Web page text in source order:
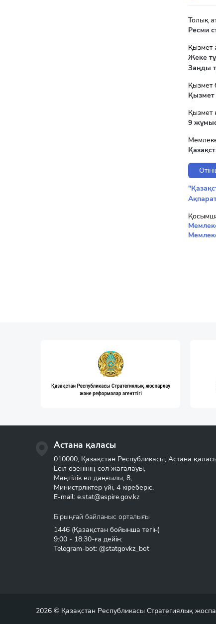
Толық
Ресми
Қызмет
Жеке
Заңды
Қызмет
Қызмет
Қызмет
9
Астана қаласы
010000, Қазақстан Республикасы, Астана
Есіл өзенінің сол жағалауы,
Мәңгілік ел даңғылы, 8,
Министрліктер үйі, 4 кіреберіс,
E-mail: e.stat@aspire.gov.kz
Бірыңғай байланыс орталығы
1446 (Қазақстан бойынша тегін)
9:00 - 18:30-ға дейін:
Telegram-bot: @statgovkz_bot
2026 © Қазақстан Республикасы Стратегиялық